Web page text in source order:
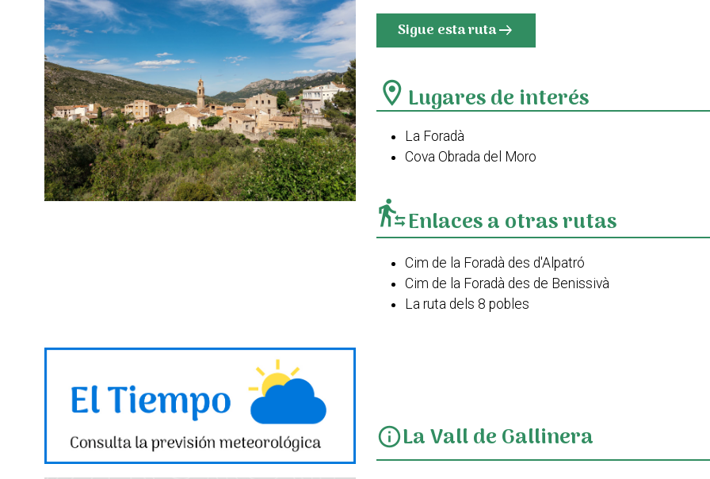
Sigue esta rutaarrow_right_alt
location_on Lugares de interés
La Foradà
Cova Obrada del Moro
transfer_within_a_stationEnlaces a otras rutas
Cim de la Foradà des d'Alpatró
Cim de la Foradà des de Benissivà
La ruta dels 8 pobles
infoLa Vall de Gallinera